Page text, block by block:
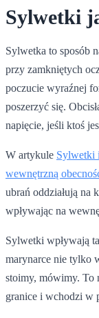
Sylwetki
Sylwetka to sposób
przy zamkniętych
poczucie wyraźnej
poszerzyć się.
napięcie, jeśli ktoś
W artykule Sylwetki
wewnętrzną
ubrań oddziałują na
wpływając na
Sylwetki wpływają
marynarce nie tylko
stoimy, mówimy. To
granice i wchodzi w